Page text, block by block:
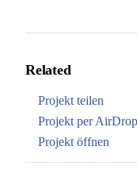
Related
Projekt teilen
Projekt per
Projekt öffnen